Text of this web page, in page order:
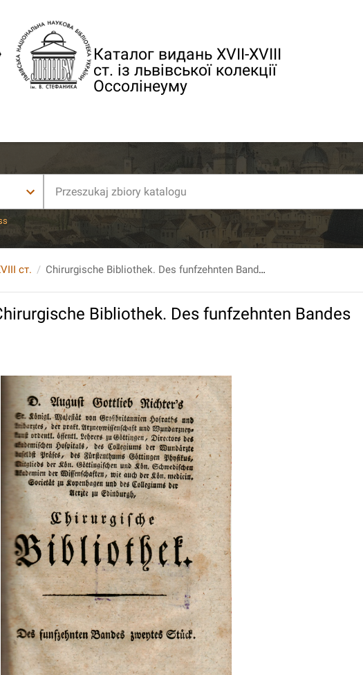
Каталог видань XVII-XVIII
ст. із львівської колекції
Оссолінеуму
ст. Chirurgische Bibliothek. Des funfzehnten Bandes zweytes Stuck.
Bibliothek. Des funfzehnten Bandes